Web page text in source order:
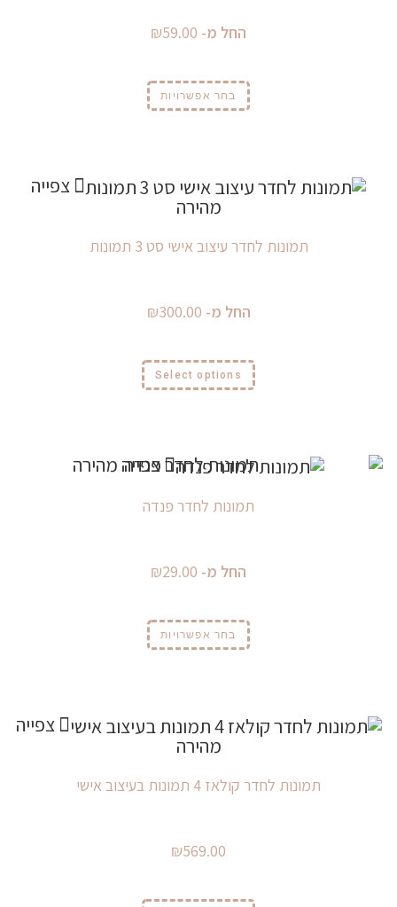
החל מ- ₪59.00
בחר אפשרויות
צפייה
מהירה
תמונות לחדר עיצוב אישי סט 3 תמונות
החל מ- ₪300.00
Select options
צפייה מהירה
תמונות לחדר פנדה
החל מ- ₪29.00
בחר אפשרויות
צפייה
מהירה
תמונות לחדר קולאז 4 תמונות בעיצוב אישי
₪569.00